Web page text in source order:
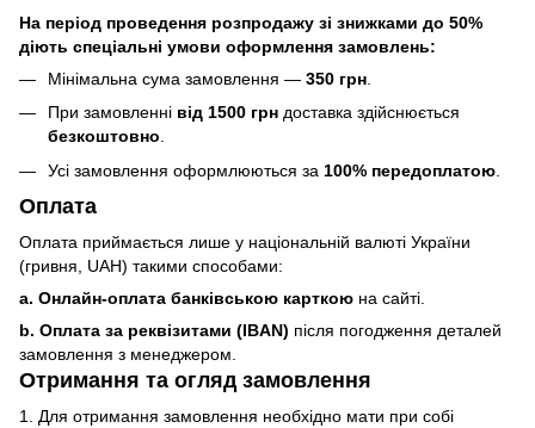
На період проведення розпродажу зі знижками до 50%
діють спеціальні умови оформлення замовлень:
Мінімальна сума замовлення — 350 грн
При замовленні від 1500 грн доставка здійснюється
безкоштовно.
Усі замовлення оформлюються за 100% передоплатою
Оплата
Оплата приймається лише у національній валюті України
(гривня, UAH) такими способами:
a. Онлайн-оплата банківською карткою на сайті.
b. Оплата за реквізитами (IBAN) після погодження деталей
замовлення з менеджером.
Отримання та огляд замовлення
1. Для отримання замовлення необхідно мати при собі